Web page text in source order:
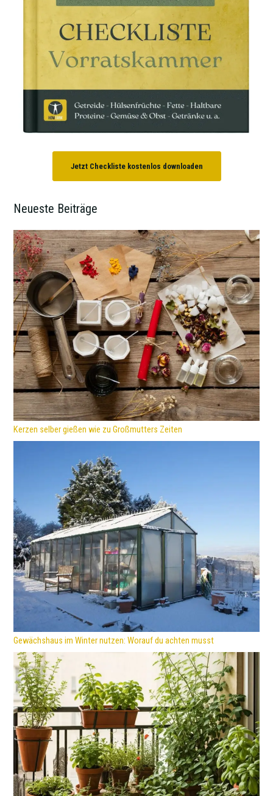
Jetzt Checkliste kostenlos downloaden
Neueste Beiträge
Kerzen selber gießen wie zu Großmutters Zeiten
Gewächshaus im Winter nutzen: Worauf du achten musst